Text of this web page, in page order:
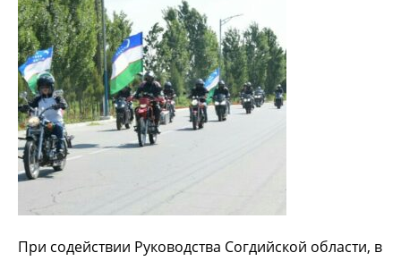
При содействии Руководства Согдийской области, в